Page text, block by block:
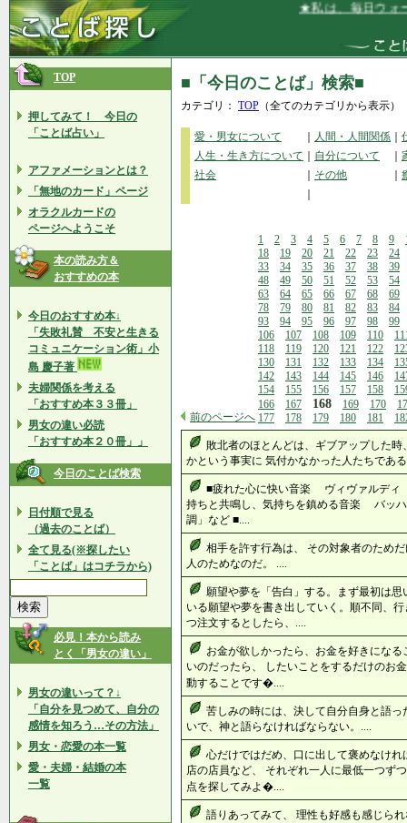
★私は、毎日ウォー
TOP
押してみて！ 今日の
「ことば占い」
アファメーションとは？
「無地のカード」ページ
オラクルカードの
ページへようこそ
本の読み方＆
おすすめの本
今日のおすすめ本↓
「失敗礼賛 不安と生きる
コミュニケーション術」小
島 慶子著
夫婦関係を考える
「おすすめ本３３冊」
男女の違い必読
「おすすめ本２０冊」」
今日のことば検索
日付順で見る
（過去のことば）
全て見る(※探したい
「ことば」はコチラから)
必見！本から読み
とく「男女の違い」
男女の違いって？↓
「自分を見つめて、自分の
感情を知ろう…その方法」
男女・恋愛の本一覧
愛・夫婦・結婚の本
一覧
■「今日のことば」検索■
カテゴリ： TOP （全てのカテゴリから表示）
愛・男女について 人間・人間関係
人生・生き方について
自分について
社会
その他
前のページへ
1 2 3 4 5 6 7 8 9
18
19 20 21 22 23
24
33
34 35 36 37 38
39
48
49 50 51 52 53
54
63
64 65 66 67 68
69
78
79 80 81 82 83
84
93
94 95 96 97 98
99
106
107 108 109 110
118
119 120 121 122
130
131 132 133 134
142
143 144 145 146
154
155 156 157 158
166
167 168 169 170
177
178 179 180 181
敗北者のほとんどは、ギブアップした
かという事実に 気付かなかった人たちであ
■疲れた心に快い音楽 ヴィヴァルデ
持ちと共鳴し、気持ちを鎮める音楽 バッ
調」など ■....
相手を許す行為は、 その対象者のため
人のためなのだ。 ....
願望や夢を「告白」する。まず最初は
いる願望や夢を書き出していく。順不同、
つ注文するとしたら、....
お金が欲しかったら、お金を好きにな
いのだったら、 したいことをするだけのお
動することです�....
苦しみの時には、決して自分自身と語
いで、神と語らなければならない。....
心だけではだめ、口に出して褒めなけ
店の店員など、 それぞれ一人に最低一つず
点を探してみよ�....
語りあってみて、 理性も好感も感じら